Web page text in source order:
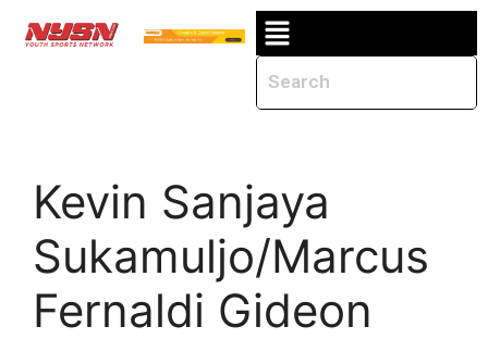
Kevin Sanjaya
Sukamuljo/Marcus
Fernaldi Gideon